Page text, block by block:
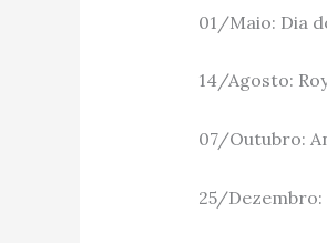
01/Maio: Dia
14/Agosto:
07/Outubro:
25/Dezembro: